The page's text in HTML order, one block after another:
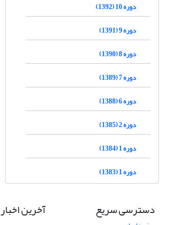
دوره 10 (1392)
دوره 9 (1391)
دوره 8 (1390)
دوره 7 (1389)
دوره 6 (1388)
دوره 2 (1385)
دوره 1 (1384)
دوره 1 (1383)
دسترسی سریع آخرین اخبار